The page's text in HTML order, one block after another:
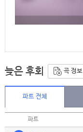
늦은 후회 곡 정보
파트 전체
파트